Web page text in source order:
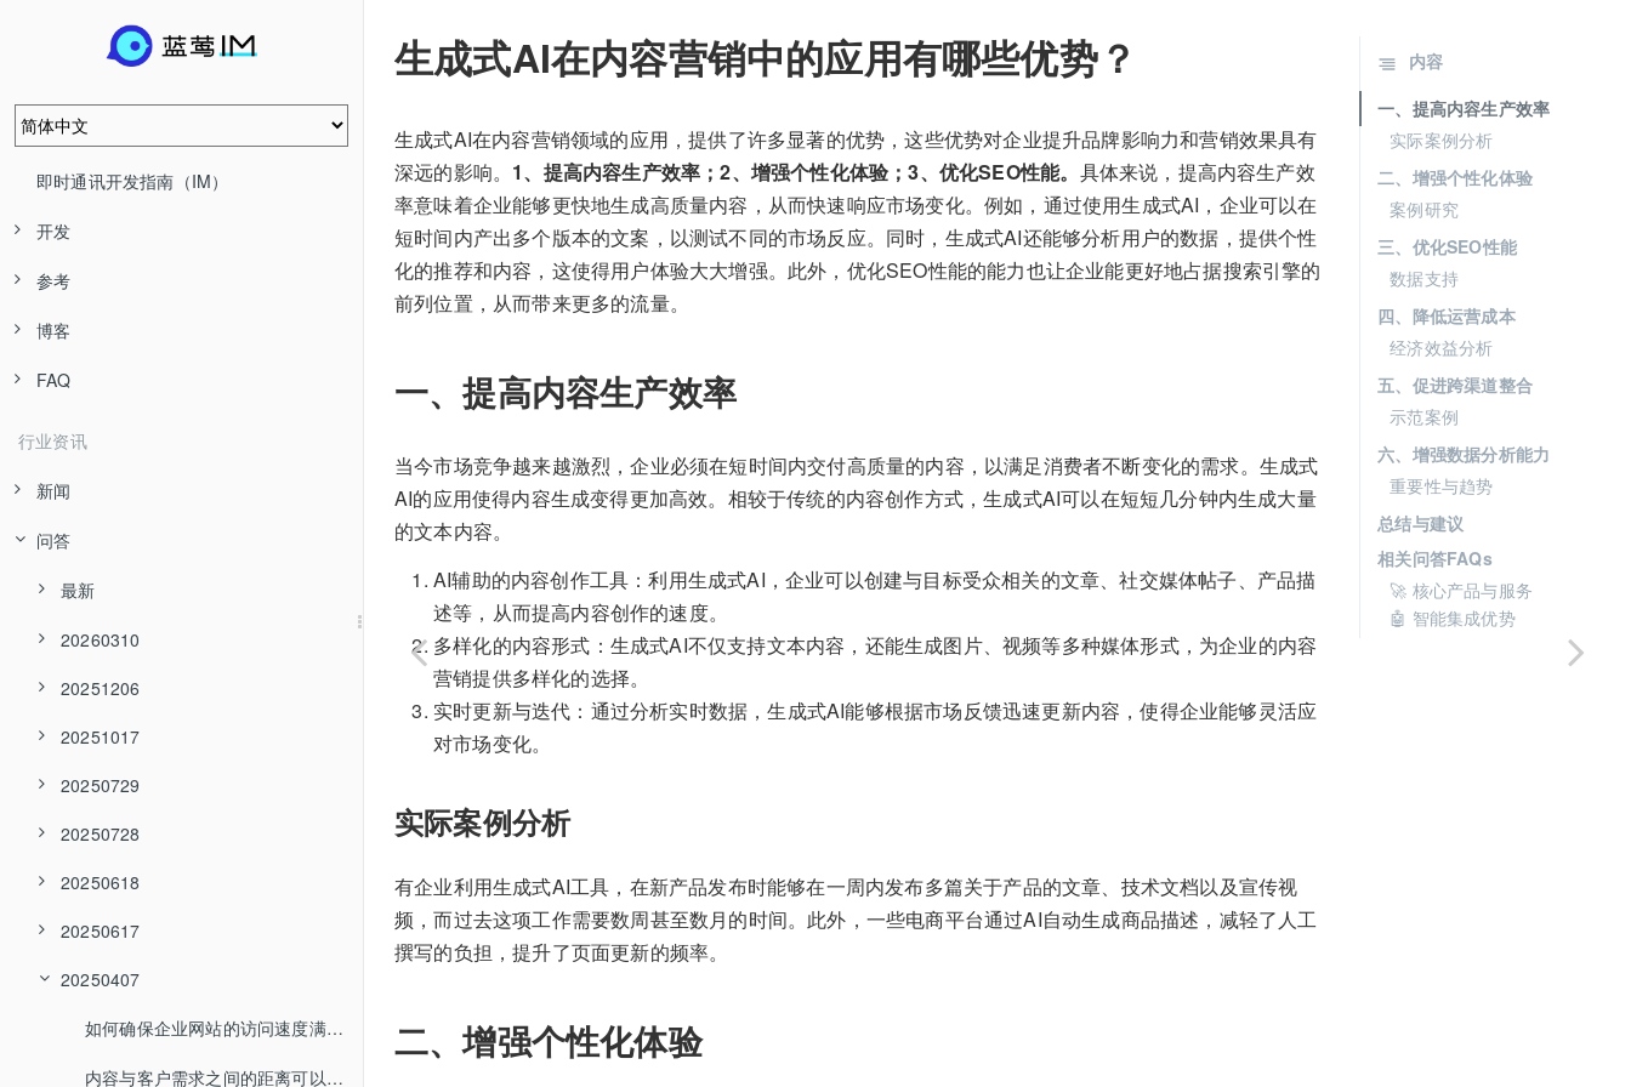
即时通讯开发指南（IM）
开发
参考
博客
FAQ
行业资讯
新闻
问答
最新
20260310
20251206
20251017
20250729
20250728
20250618
20250617
20250407
如何确保企业网站的访问速度满足搜索引擎要求？
内容与客户需求之间的距离可以如何缩短？
生成式AI在内容营销中的应用有哪些优势？
生成式AI在内容营销领域的应用，提供了许多显著的优势，这些优势对企业提升品牌影响力和营销效果具有
深远的影响。 1、提高内容生产效率；2、增强个性化体验；3、优化SEO性能。 具体来说，提高内容生产效
率意味着企业能够更快地生成高质量内容，从而快速响应市场变化。例如，通过使用生成式AI，企业可以在
短时间内产出多个版本的文案，以测试不同的市场反应。同时，生成式AI还能够分析用户的数据，提供个性
化的推荐和内容，这使得用户体验大大增强。此外，优化SEO性能的能力也让企业能更好地占据搜索引擎的
前列位置，从而带来更多的流量。
一、提高内容生产效率
当今市场竞争越来越激烈，企业必须在短时间内交付高质量的内容，以满足消费者不断变化的需求。生成式
AI的应用使得内容生成变得更加高效。相较于传统的内容创作方式，生成式AI可以在短短几分钟内生成大量
的文本内容。
AI辅助的内容创作工具：利用生成式AI，企业可以创建与目标受众相关的文章、社交媒体帖子、产品描
述等，从而提高内容创作的速度。
多样化的内容形式：生成式AI不仅支持文本内容，还能生成图片、视频等多种媒体形式，为企业的内容
营销提供多样化的选择。
实时更新与迭代：通过分析实时数据，生成式AI能够根据市场反馈迅速更新内容，使得企业能够灵活应
对市场变化。
实际案例分析
有企业利用生成式AI工具，在新产品发布时能够在一周内发布多篇关于产品的文章、技术文档以及宣传视
频，而过去这项工作需要数周甚至数月的时间。此外，一些电商平台通过AI自动生成商品描述，减轻了人工
撰写的负担，提升了页面更新的频率。
二、增强个性化体验
内容
一、提高内容生产效率
实际案例分析
二、增强个性化体验
案例研究
三、优化SEO性能
数据支持
四、降低运营成本
经济效益分析
五、促进跨渠道整合
示范案例
六、增强数据分析能力
重要性与趋势
总结与建议
相关问答FAQs
🚀 核心产品与服务
🤖 智能集成优势